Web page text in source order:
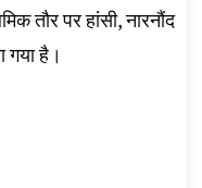
तौर पर हांसी, नारनौंद
गया है।